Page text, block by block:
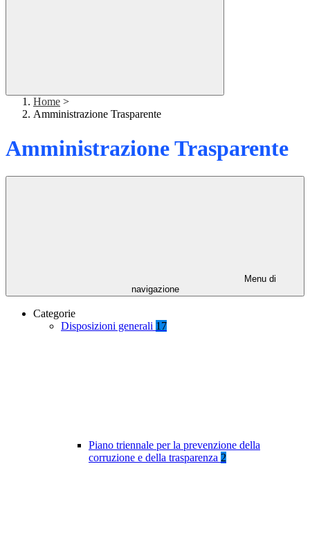
Home >
Amministrazione Trasparente
Amministrazione Trasparente
Menu di
navigazione
Categorie
Disposizioni generali 17
Piano triennale per la prevenzione della
corruzione e della trasparenza 2